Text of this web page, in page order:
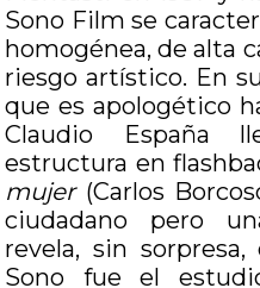
Sono Film se
homogénea, de alta
riesgo artístico. En
que es apologético
Claudio España
estructura en
mujer(Carlos
ciudadano pero
revela, sin
Sono fue el